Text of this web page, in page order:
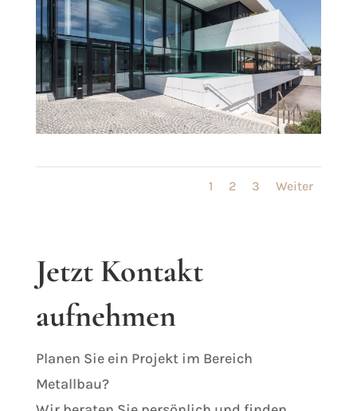
1 2 3 Weiter
Jetzt Kontakt
aufnehmen
Planen Sie ein Projekt im Bereich
Metallbau?